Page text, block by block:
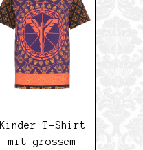
Kinder T-Shirt
mit grossem